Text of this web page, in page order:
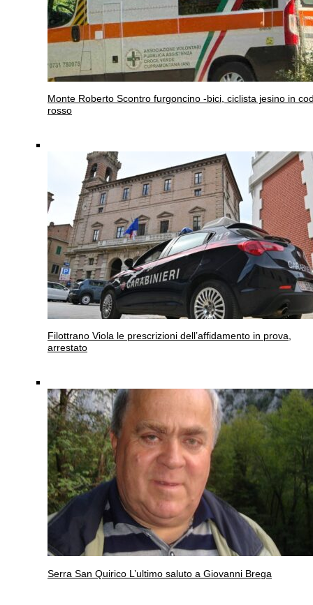
Monte Roberto Scontro furgoncino -bici, ciclista jesino in
rosso
Filottrano Viola le prescrizioni dell’affidamento in prova,
arrestato
Serra San Quirico L’ultimo saluto a Giovanni Brega